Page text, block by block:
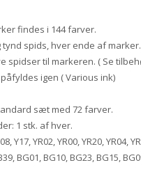
findes i 144 farver.
tynd spids, hver ende af marker.
spidser til markeren. ( Se
igen ( Various ink)
sæt med 72 farver.
1 stk. af hver.
Y17, YR02, YR00, YR20, YR04,
BG01, BG10, BG23, BG15,